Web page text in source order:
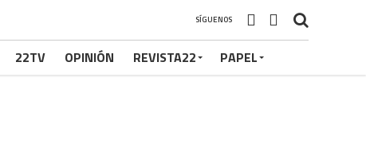
SÍGUENOS
22TV OPINIÓN REVISTA22 PAPEL